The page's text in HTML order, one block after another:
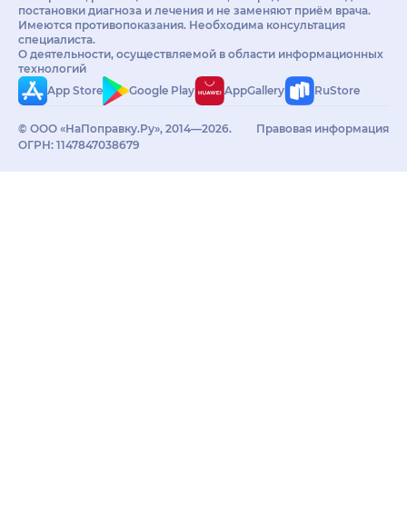
постановки диагноза и лечения и не заменяют приём врача.
Имеются противопоказания. Необходима консультация
специалиста.
О деятельности, осуществляемой в области информационных
технологий
App Store
Google Play AppGallery RuStore
© ООО «НаПоправку.Ру», 2014—2026.
ОГРН: 1147847038679
Правовая информация